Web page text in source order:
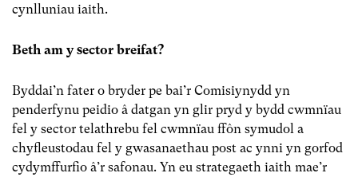
cynlluniau iaith.
Beth am y sector breifat?
Byddai’n fater o bryder pe bai’r Comisiynydd yn
penderfynu peidio â datgan yn glir pryd y bydd cwmnïau
fel y sector telathrebu fel cwmnïau ffôn symudol a
chyfleustodau fel y gwasanaethau post ac ynni yn gorfod
cydymffurfio â’r safonau. Yn eu strategaeth iaith mae’r